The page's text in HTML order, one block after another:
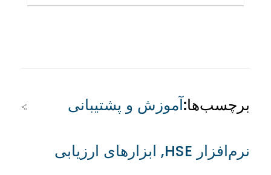
برچسب‌ها:آموزش و پشتیبانی
نرم‌افزار HSE , ابزارهای ارزیابی